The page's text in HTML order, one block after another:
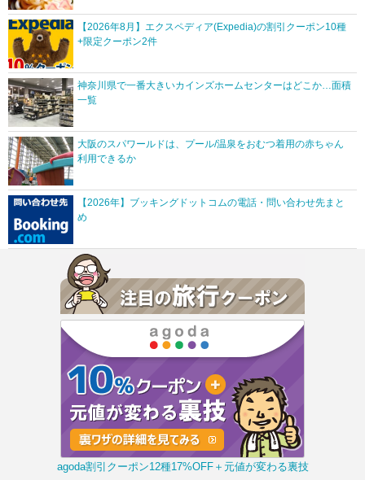
【2026年8月】エクスペディア(Expedia)の割引クーポン10種
+限定クーポン2件
神奈川県で一番大きいカインズホームセンターはどこか…面積
一覧
大阪のスパワールドは、プール/温泉をおむつ着用の赤ちゃん
利用できるか
【2026年】ブッキングドットコムの電話・問い合わせ先まと
め
agoda割引クーポン12種17%OFF＋元値が変わる裏技